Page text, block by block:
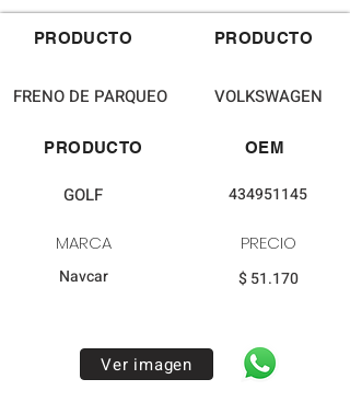
PRODUCTO PRODUCTO
FRENO DE PARQUEO VOLKSWAGEN
PRODUCTO
GOLF
MARCA
Navcar
OEM
434951145
PRECIO
$ 51.170
Ver imagen